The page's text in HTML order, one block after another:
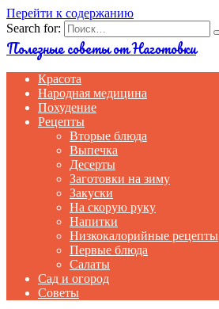
Перейти к содержанию
Search for:
Полезные советы от Наготовки
Красота
Народная медицина
Похудение
Рецепты
Вторые блюда
Выпечка
Десерты
Заготовки на зиму
Закуски
На скорую руку
Напитки
Низкокалорийные рецепты
Первые блюда
Салаты
Сад и огород
Советы